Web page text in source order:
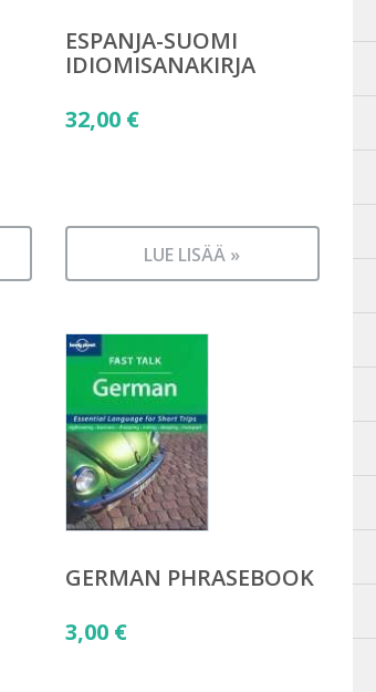
ESPANJA-SUOMI
IDIOMISANAKIRJA
32,00 €
LUE LISÄÄ »
GERMAN PHRASEBOOK
3,00 €